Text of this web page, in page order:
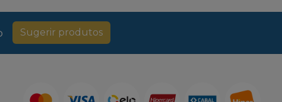
Sugerir produtos